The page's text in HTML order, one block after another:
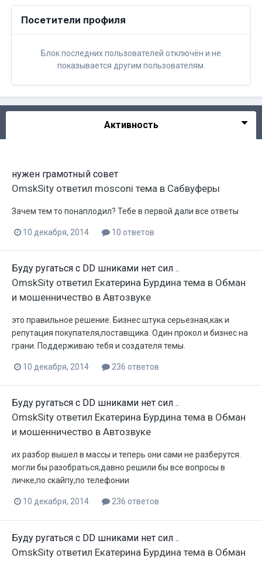
Посетители профиля
Блок последних пользователей отключён и не
показывается другим пользователям.
Активность
нужен грамотный совет
OmskSity ответил mosconi тема в Сабвуферы
Зачем тем то понаплодил? Тебе в первой дали все ответы
10 декабря, 2014 10 ответов
Буду ругаться с DD шниками нет сил ..
OmskSity ответил Екатерина Бурдина тема в Обман
и мошенничество в Автозвуке
это правильное решение. Бизнес штука серьезная,как и
репутация покупателя,поставщика. Один прокол и бизнес на
грани. Поддерживаю тебя и создателя темы.
10 декабря, 2014 236 ответов
Буду ругаться с DD шниками нет сил ..
OmskSity ответил Екатерина Бурдина тема в Обман
и мошенничество в Автозвуке
их разбор вышел в массы и теперь они сами не разберутся.
могли бы разобраться,давно решили бы все вопросы в
личке,по скайпу,по телефонии
10 декабря, 2014 236 ответов
Буду ругаться с DD шниками нет сил ..
OmskSity ответил Екатерина Бурдина тема в Обман